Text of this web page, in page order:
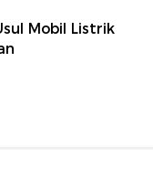
Mobil Listrik